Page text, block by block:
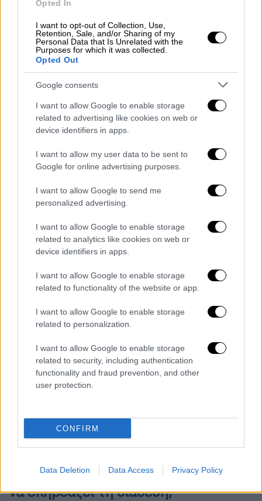
Opted In
I want to opt-out of Collection, Use,
Retention, Sale, and/or Sharing of my
Personal Data that Is Unrelated with the
Purposes for which it was collected.
Opted Out
Google consents
I want to allow Google to enable storage
related to advertising like cookies on web or
device identifiers in apps.
I want to allow my user data to be sent to
Google for online advertising purposes.
I want to allow Google to send me
personalized advertising.
I want to allow Google to enable storage
related to analytics like cookies on web or
device identifiers in apps.
I want to allow Google to enable storage
related to functionality of the website or app.
I want to allow Google to enable storage
related to personalization.
I want to allow Google to enable storage
related to security, including authentication
functionality and fraud prevention, and other
user protection.
CONFIRM
Data Deletion Data Access Privacy Policy
συχνότερες περιοχές εφαρμογής botox,
καθώς οι γραμμές έκφρασης στο σημείο
αυτό γίνονται πιο έντονες με την πάροδο
του χρόνου.
Botox και την κατάθλιψη
Τα τελευταία χρόνια, οι ερευνητές
να αποτελέσει συμπληρωματική
θεραπευτική επιλογή για παθήσεις όπως η
κατάθλιψη.
Σε μία μελέτη,
δέκα γυναίκες
με μέτρια έως σοβαρή κατάθλιψη
υποβλήθηκαν σε θεραπεία με botox. Μέσα σε
οκτώ εβδομάδες, οι δείκτες που
αξιολογούσαν τα συμπτώματα της
κατάθλιψηςπαρουσίασαν σημαντική
Σε μια άλλη μελέτη,30 ασθενείς
ηλικίας με ήπια έως μέτρια κατάθλιψη που
δεν ανταποκρινόταν εύκολα στη θεραπεία,
είτε έκανανbotoxείτε έλαβανεικονικό
φάρμακο (placebo)
βελτίωση των συμπτωμάτων τους, ενώ όσοι
έλαβαν εικονικό φάρμακο δεν έδειξαν
ουσιαστικές αλλαγές.
Μπορεί η αδυναμία συνοφρυώματος
να επηρεάζει τη διάθεση;